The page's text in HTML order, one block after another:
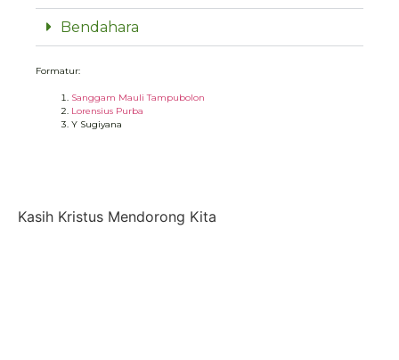
Bendahara
Formatur:
Sanggam Mauli Tampubolon
Lorensius Purba
Y Sugiyana
Kasih Kristus Mendorong Kita